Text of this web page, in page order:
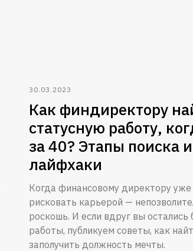
30.03.2023
Как финдиректору
статусную работу,
за 40? Этапы поиска и
лайфхаки
Когда финансовому директору уже
рисковать карьерой —
роскошь. И если вдруг вы остались
работы, публикуем советы, как
заполучить должность мечты.